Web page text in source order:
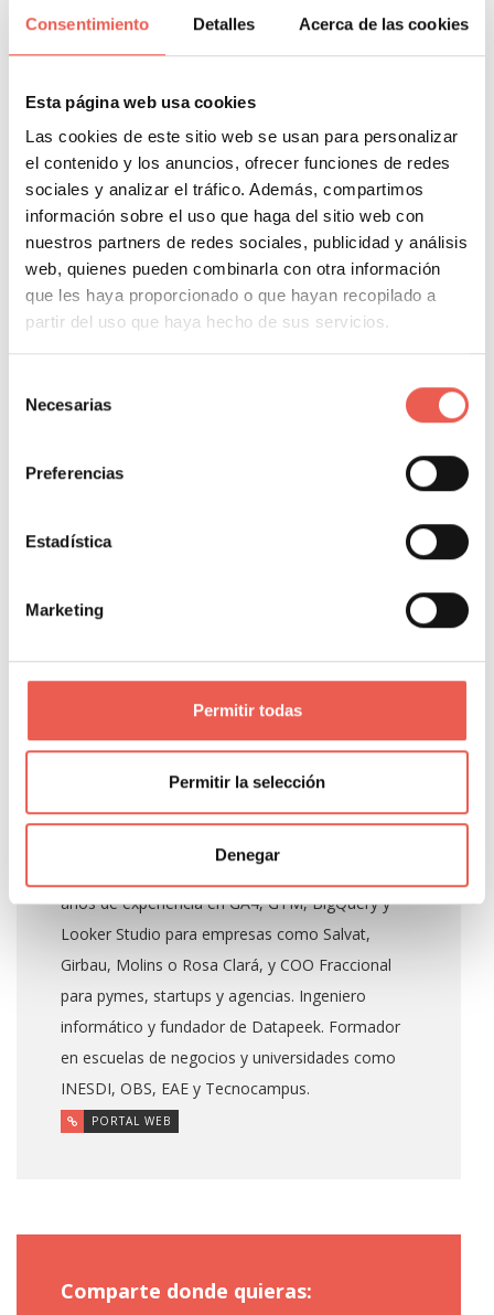
Consentimiento Detalles Acerca de las cookies
Esta página web usa cookies
Las cookies de este sitio web se usan para personalizar
el contenido y los anuncios, ofrecer funciones de redes
sociales y analizar el tráfico. Además, compartimos
información sobre el uso que haga del sitio web con
nuestros partners de redes sociales, publicidad y análisis
web, quienes pueden combinarla con otra información
que les haya proporcionado o que hayan recopilado a
partir del uso que haya hecho de sus servicios.
Necesarias
Preferencias
Estadística
Marketing
Permitir todas
Permitir la selección
Denegar
profesionales que necesitan en cada momento. Se
sobre cada profesional con comentarios de otros
usuarios que ya han utilizado sus servicios, por lo
que es más sencillo y seguro contactar con el
profesional ideal para cada situación mediante este
método.
ÍNDICE DEL CONTENIDO
Máxima visibilidad online
No tiene costes por servicio
About Author
Negocios. Consultor de analítica digital con 14
años de experiencia en GA4, GTM, BigQuery y
Looker Studio para empresas como Salvat,
Girbau, Molins o Rosa Clará, y COO Fraccional
para pymes, startups y agencias. Ingeniero
informático y fundador de Datapeek. Formador
en escuelas de negocios y universidades como
INESDI, OBS, EAE y Tecnocampus.
PORTAL WEB
Comparte donde quieras: